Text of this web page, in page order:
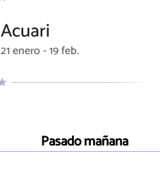
Acuari
21 enero - 19 feb.
Pasado mañana